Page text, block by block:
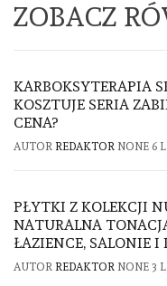
ZOBACZ
KARBOKSYTERAPIA
KOSZTUJE SERIA
CENA?
AUTOR REDAKTOR NONE 6
PŁYTKI Z KOLEKCJI
NATURALNA
ŁAZIENCE, SALONIE I
AUTOR REDAKTOR NONE 3